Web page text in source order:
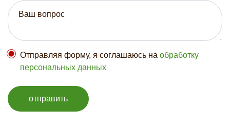
Отправляя форму, я соглашаюсь на обработку
персональных данных
отправить